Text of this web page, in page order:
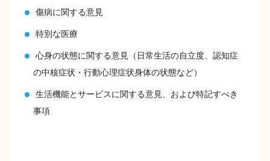
傷病に関する意見
特別な医療
心身の状態に関する意見（日常生活の自立度、認知症
の中核症状・行動心理症状身体の状態など）
生活機能とサービスに関する意見、および特記すべき
事項